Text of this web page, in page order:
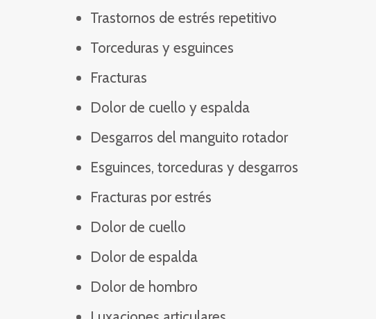
Trastornos de estrés repetitivo
Torceduras y esguinces
Fracturas
Dolor de cuello y espalda
​​Desgarros del manguito rotador
Esguinces, torceduras y desgarros
Fracturas por estrés
Dolor de cuello
Dolor de espalda
Dolor de hombro